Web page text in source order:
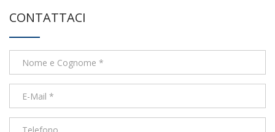
CONTATTACI